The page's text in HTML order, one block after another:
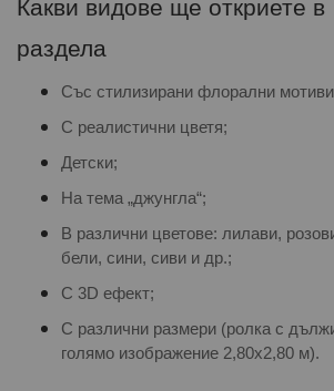
Какви видове ще откриете в
раздела
Със стилизирани флорални
С реалистични цветя;
Детски;
На тема „джунгла“;
В различни цветове: лилави,
бели, сини, сиви и др.;
С 3D ефект;
С различни размери (ролка с
голямо изображение 2,80х2,80 м).